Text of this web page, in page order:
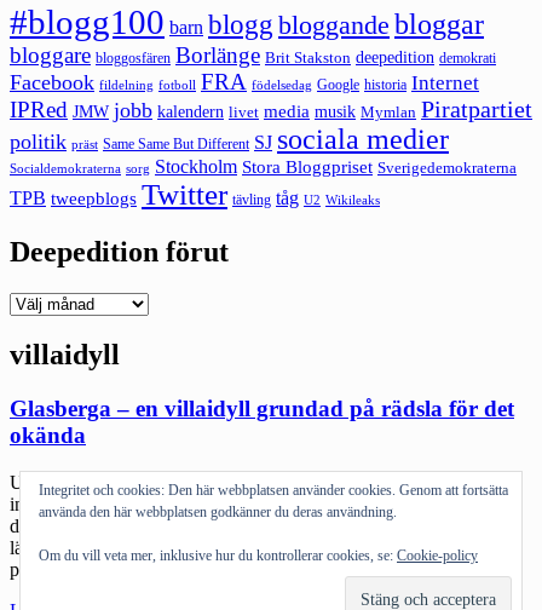
#blogg100 barn blogg bloggande bloggar
bloggare bloggosfären Borlänge Brit Stakston deepedition demokrati
Facebook fildelning fotboll FRA födelsedag Google historia Internet
IPRed JMW jobb kalendern livet media musik Mymlan Piratpartiet
politik präst Same Same But Different SJ sociala medier
Socialdemokraterna sorg Stockholm Stora Bloggpriset Sverigedemokraterna
TPB tweepblogs Twitter tävling tåg U2 Wikileaks
Deepedition förut
Deepedition
villaidyll
Glasberga – en villaidyll grundad på rädsla för det
okända
Uppdatering: Glasberga känns ibland som personer som helt enkelt
inte vet vad de pratar om. De har inte mött några personer som de
diskuterar. Typ den vanliga rädslan för det okända. Men när man
läser det här blir man kall. Att föräldrar kan välja att ge sig på barn
på det här sättet – barn […]
Integritet och cookies: Den här webbplatsen använder cookies. Genom att fortsätta
använda den här webbplatsen godkänner du deras användning.
Om du vill veta mer, inklusive hur du kontrollerar cookies, se: Cookie-policy